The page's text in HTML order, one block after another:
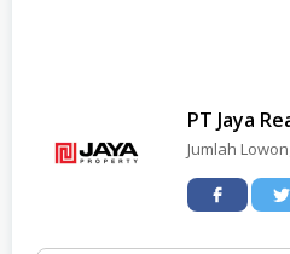
PT Jaya
Jumlah